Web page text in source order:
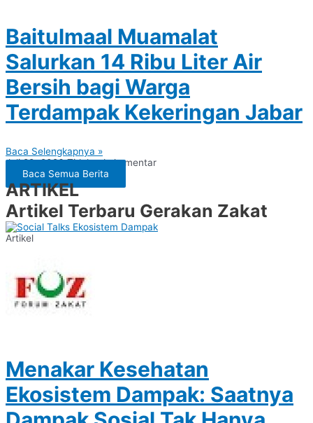
Baitulmaal Muamalat
Salurkan 14 Ribu Liter Air
Bersih bagi Warga
Terdampak Kekeringan Jabar
Baca Selengkapnya »
Juli 29, 2026Tidak ada komentar
Baca Semua Berita
ARTIKEL
Artikel Terbaru Gerakan Zakat
Artikel
Menakar Kesehatan
Ekosistem Dampak: Saatnya